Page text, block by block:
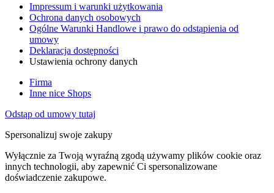
Impressum i warunki użytkowania
Ochrona danych osobowych
Ogólne Warunki Handlowe i prawo do odstąpienia od
umowy
Deklaracja dostępności
Ustawienia ochrony danych
Firma
Inne nice Shops
Odstąp od umowy tutaj
Spersonalizuj swoje zakupy
Wyłącznie za Twoją wyraźną zgodą używamy plików cookie oraz
innych technologii, aby zapewnić Ci spersonalizowane
doświadczenie zakupowe.